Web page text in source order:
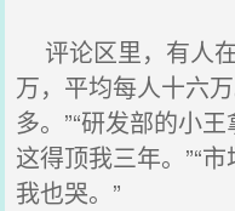
评论区里，有人
万，平均每人十六
多。”“研发部的小
这得顶我三年。”“
我也哭。”